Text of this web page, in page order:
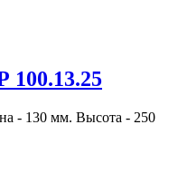
- 130 мм. Высота - 250